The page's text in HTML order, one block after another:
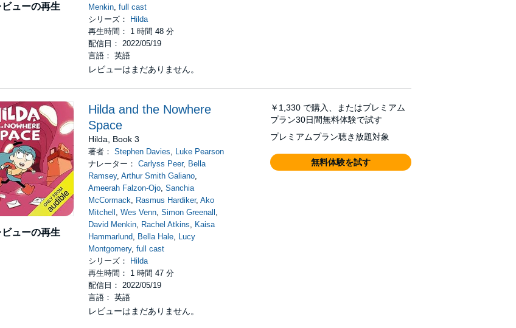
ビューの再生
Menkin,full cast
シリーズ：
Hilda
再生時間： 1 時間 48 分
配信日： 2022/05/19
言語： 英語
レビューはまだありません。
ビューの再生
Hilda and the Nowhere
Space
Hilda, Book 3
著者：Stephen Davies, Luke Pearson
ナレーター：Carlyss Peer, Bella
Ramsey,Arthur Smith Galiano,
Ameerah Falzon-Ojo,Sanchia
McCormack, Rasmus Hardiker,Ako
Mitchell ,Wes Venn,Simon Greenall ,
David Menkin, Rachel Atkins, Kaisa
Hammarlund, Bella Hale, Lucy
Montgomery,full cast
シリーズ：
Hilda
再生時間： 1 時間 47 分
配信日： 2022/05/19
言語： 英語
レビューはまだありません。
￥1,330 で購入、またはプレミアム
プラン30日間無料体験で試す
プレミアムプラン聴き放題対象
無料体験を試す